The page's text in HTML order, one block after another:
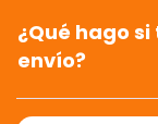
¿Qué hago
envío?